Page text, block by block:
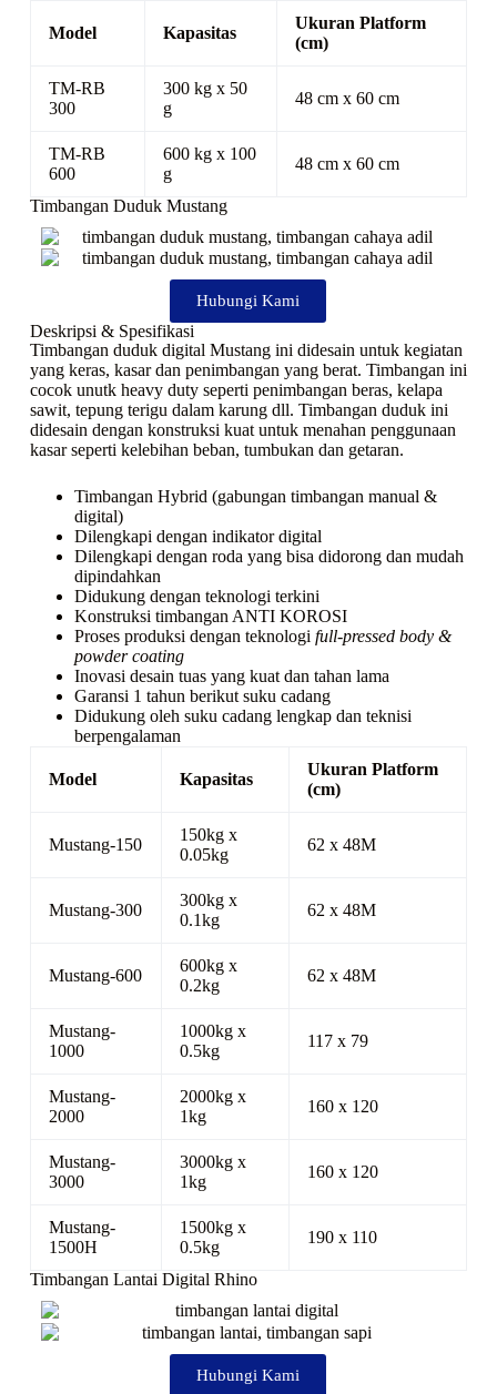
Model Kapasitas
Ukuran Platform
(cm)
TM-RB
300
300 kg x 50
g
48 cm x 60 cm
TM-RB
600
600 kg x 100
g
48 cm x 60 cm
Timbangan Duduk Mustang
Hubungi Kami
Deskripsi & Spesifikasi
Timbangan duduk digital Mustang ini didesain untuk kegiatan
yang keras, kasar dan penimbangan yang berat. Timbangan ini
cocok unutk heavy duty seperti penimbangan beras, kelapa
sawit, tepung terigu dalam karung dll. Timbangan duduk ini
didesain dengan konstruksi kuat untuk menahan penggunaan
kasar seperti kelebihan beban, tumbukan dan getaran.
Timbangan Hybrid (gabungan timbangan manual &
digital)
Dilengkapi dengan indikator digital
Dilengkapi dengan roda yang bisa didorong dan mudah
dipindahkan
Didukung dengan teknologi terkini
Konstruksi timbangan ANTI KOROSI
Proses produksi dengan teknologi full-pressed body &
powder coating
Inovasi desain tuas yang kuat dan tahan lama
Garansi 1 tahun berikut suku cadang
Didukung oleh suku cadang lengkap dan teknisi
berpengalaman
Model Kapasitas
Ukuran Platform
(cm)
Mustang-150
150kg x
0.05kg
62 x 48M
Mustang-300
300kg x
0.1kg
62 x 48M
Mustang-600
600kg x
0.2kg
62 x 48M
Mustang-
1000
1000kg x
0.5kg
117 x 79
Mustang-
2000
2000kg x
1kg
160 x 120
Mustang-
3000
3000kg x
1kg
160 x 120
Mustang-
1500H
1500kg x
0.5kg
190 x 110
Timbangan Lantai Digital Rhino
Hubungi Kami